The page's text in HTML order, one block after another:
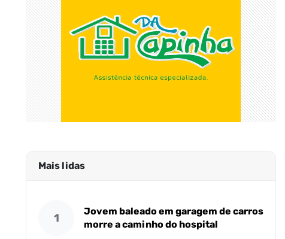
Mais lidas
1
Jovem baleado em garagem de carros
morre a caminho do hospital